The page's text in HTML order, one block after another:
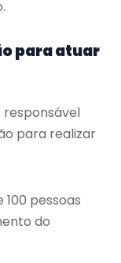
para atuar
responsável
para realizar
pessoas
do